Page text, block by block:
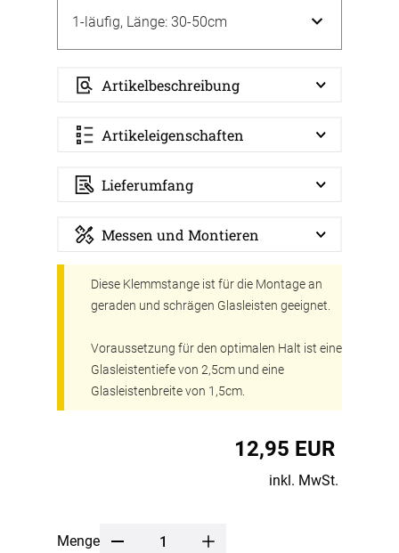
Artikelbeschreibung
Artikeleigenschaften
Lieferumfang
Messen und Montieren
Diese Klemmstange ist für die Montage an
geraden und schrägen Glasleisten geeignet.
Voraussetzung für den optimalen Halt ist eine
Glasleistentiefe von 2,5cm und eine
Glasleistenbreite von 1,5cm.
12,95 EUR
inkl. MwSt.
Menge